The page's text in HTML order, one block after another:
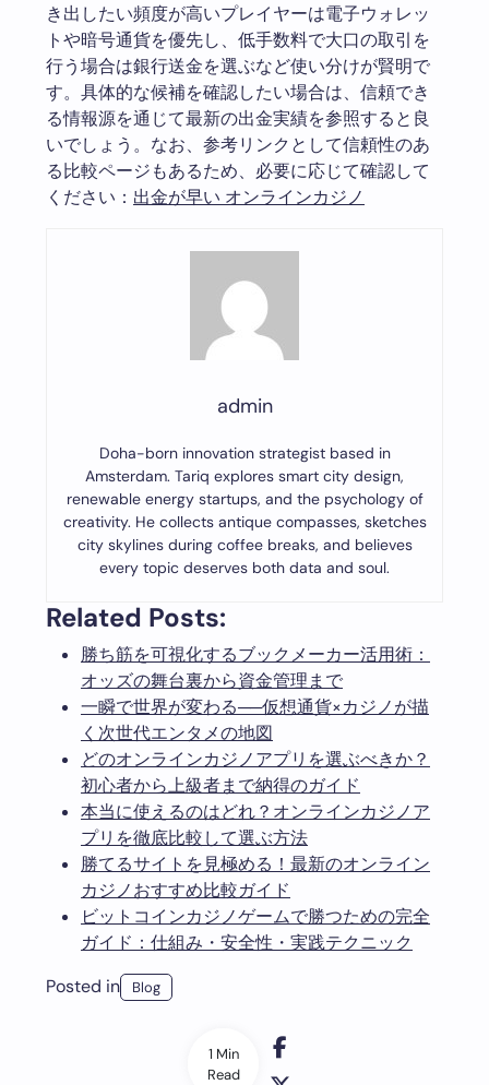
1 Min
Read
き出したい頻度が高いプレイヤーは電子ウォレッ
トや暗号通貨を優先し、低手数料で大口の取引を
行う場合は銀行送金を選ぶなど使い分けが賢明で
す。具体的な候補を確認したい場合は、信頼でき
る情報源を通じて最新の出金実績を参照すると良
いでしょう。なお、参考リンクとして信頼性のあ
る比較ページもあるため、必要に応じて確認して
ください： 出金が早い オンラインカジノ
admin
Doha-born innovation strategist based in
Amsterdam. Tariq explores smart city design,
renewable energy startups, and the psychology of
creativity. He collects antique compasses, sketches
city skylines during coffee breaks, and believes
every topic deserves both data and soul.
Related Posts:
勝ち筋を可視化するブックメーカー活用術：
オッズの舞台裏から資金管理まで
一瞬で世界が変わる──仮想通貨×カジノが描
く次世代エンタメの地図
どのオンラインカジノアプリを選ぶべきか？
初心者から上級者まで納得のガイド
本当に使えるのはどれ？オンラインカジノア
プリを徹底比較して選ぶ方法
勝てるサイトを見極める！最新のオンライン
カジノおすすめ比較ガイド
ビットコインカジノゲームで勝つための完全
ガイド：仕組み・安全性・実践テクニック
Posted in
Blog